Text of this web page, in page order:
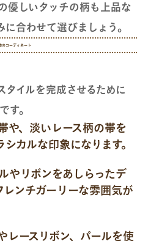
優しいタッチの柄も上品な
合わせて選びましょう。
のコーディネート
タイルを完成させるために
す。
や、淡いレース柄の帯を
カルな印象になります。
やリボンをあしらったデ
ンチガーリーな雰囲気が
レースリボン、パールを使